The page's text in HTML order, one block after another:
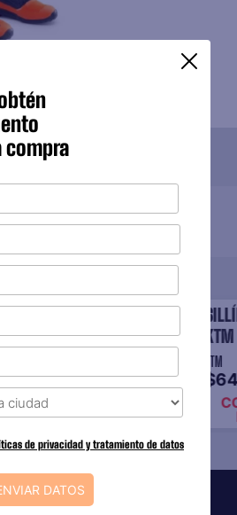
Y ACCESORIOS
SILLÍN ERGO TRASERO
KTM
$649,000
compra
de privacidad y tratamiento de datos
DATOS